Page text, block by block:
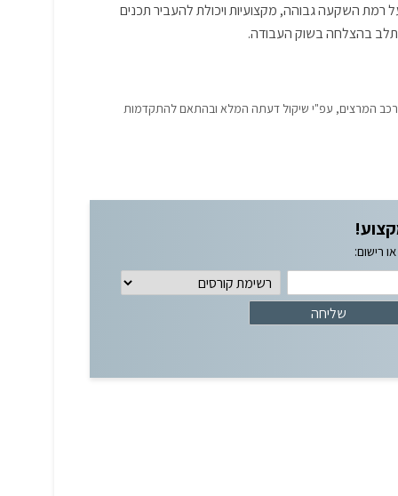
השקעה גבוהה, מקצועיות ויכולת להעביר תכנים
בהצלחה בשוק העבודה.
המרצים, עפ"י שיקול דעתה המלא ובהתאם להתקדמות
רישום: